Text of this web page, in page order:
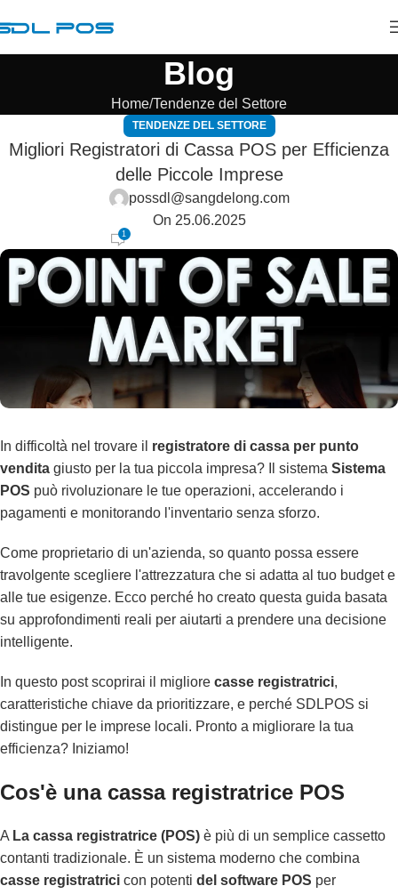
Blog
Home Tendenze del Settore
TENDENZE DEL SETTORE
Migliori Registratori di Cassa POS per Efficienza
delle Piccole Imprese
possdl@sangdelong.com
On 25.06.2025
1
In difficoltà nel trovare il registratore di cassa per punto
vendita giusto per la tua piccola impresa? Il sistema Sistema
POS può rivoluzionare le tue operazioni, accelerando i
pagamenti e monitorando l'inventario senza sforzo.
Come proprietario di un'azienda, so quanto possa essere
travolgente scegliere l'attrezzatura che si adatta al tuo budget e
alle tue esigenze. Ecco perché ho creato questa guida basata
su approfondimenti reali per aiutarti a prendere una decisione
intelligente.
In questo post scoprirai il migliore casse registratrici,
caratteristiche chiave da prioritizzare, e perché SDLPOS si
distingue per le imprese locali. Pronto a migliorare la tua
efficienza? Iniziamo!
Cos'è una cassa registratrice POS
A La cassa registratrice (POS) è più di un semplice cassetto
contanti tradizionale. È un sistema moderno che combina
casse registratrici con potenti del software POS per